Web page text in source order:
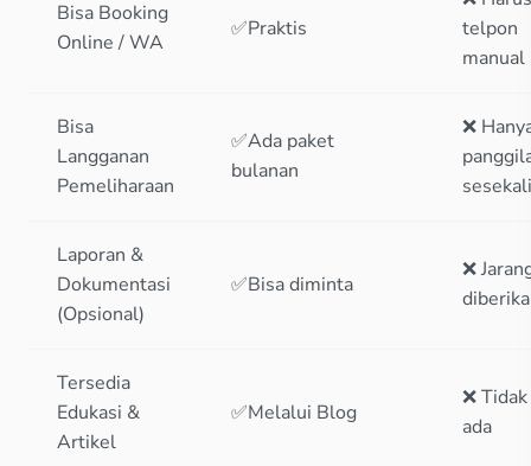
Bisa Booking
Online / WA
✅Praktis
telpon
manual
Bisa
Langganan
Pemeliharaan
✅Ada paket
bulanan
❌
sesekali
Laporan &
Dokumentasi
(Opsional)
✅Bisa diminta
❌
Tersedia
Edukasi &
Artikel
✅Melalui Blog
❌ Tidak
ada